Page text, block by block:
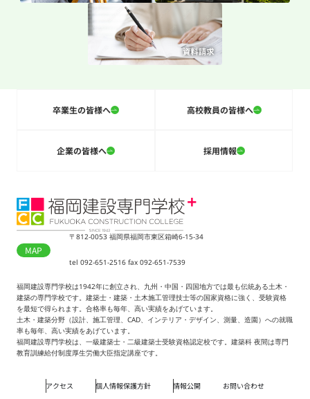
卒業生の皆様へ 高校教員の皆様へ
企業の皆様へ 採用情報
〒812-0053 福岡県福岡市東区箱崎6-15-34
MAP
tel 092-651-2516 fax 092-651-7539
福岡建設専門学校は1942年に創立され、九州・中国・四国地方では最も伝統ある土木・
建築の専門学校です。建築士・建築・土木施工管理技士等の国家資格に強く、受験資格
を最短で得られます。合格率も毎年、高い実績をあげています。
土木・建築分野（設計、施工管理、CAD、インテリア・デザイン、測量、造園）への就職
率も毎年、高い実績をあげています。
福岡建設専門学校は、一級建築士・二級建築士受験資格認定校です。建築科 夜間は専門
教育訓練給付制度厚生労働大臣指定講座です。
アクセス 個人情報保護方針 情報公開 お問い合わせ